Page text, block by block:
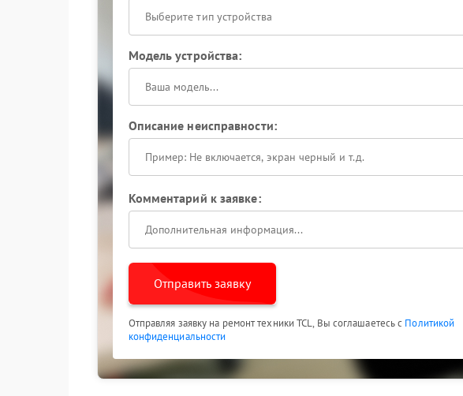
Выберите тип устройства
Модель устройства:
Описание неисправности:
Комментарий к заявке:
Отправить заявку
Отправляя заявку на ремонт техники TCL, Вы соглашаетесь с Политикой
конфиденциальности